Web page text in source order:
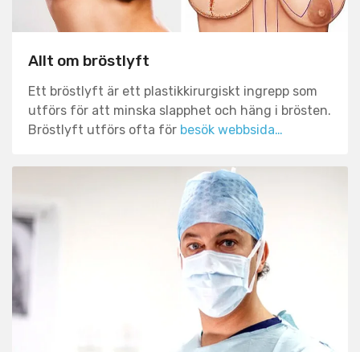
Allt om bröstlyft
Ett bröstlyft är ett plastikkirurgiskt ingrepp som
utförs för att minska slapphet och häng i brösten.
Bröstlyft utförs ofta för besök webbsida…